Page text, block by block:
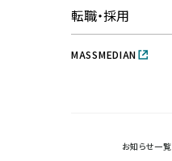
転職・採用
MASSMEDIAN
お知らせ一覧